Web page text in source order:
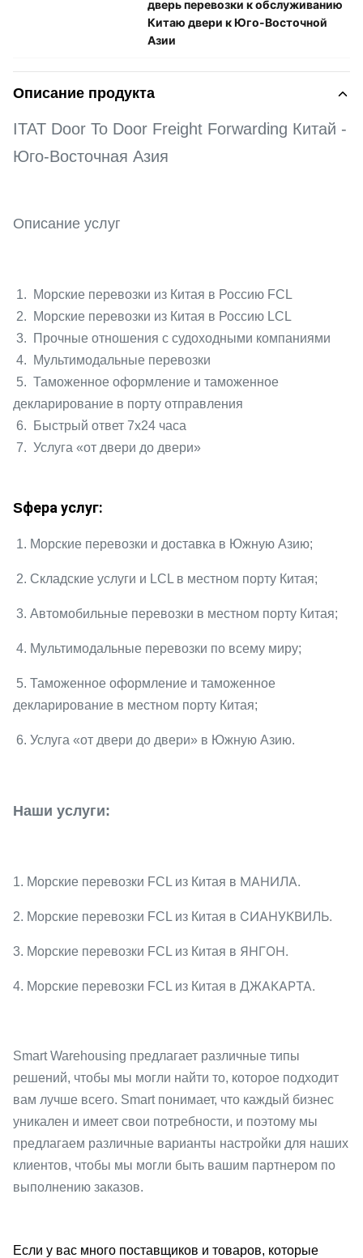
дверь перевозки к обслуживанию
Китаю двери к Юго-Восточной
Азии
Описание продукта
ITAT Door To Door Freight Forwarding Китай -
Юго-Восточная Азия
Описание услуг
1. Морские перевозки из Китая в Россию FCL
2. Морские перевозки из Китая в Россию LCL
3. Прочные отношения с судоходными компаниями
4. Мультимодальные перевозки
5. Таможенное оформление и таможенное
декларирование в порту отправления
6. Быстрый ответ 7x24 часа
7. Услуга «от двери до двери»
Sфера услуг:
1. Морские перевозки и доставка в Южную Азию;
2. Складские услуги и LCL в местном порту Китая;
3. Автомобильные перевозки в местном порту Китая;
4. Мультимодальные перевозки по всему миру;
5. Таможенное оформление и таможенное
декларирование в местном порту Китая;
6. Услуга «от двери до двери» в Южную Азию.
Наши услуги:
1. Морские перевозки FCL из Китая в МАНИЛА.
2. Морские перевозки FCL из Китая в СИАНУКВИЛЬ.
3. Морские перевозки FCL из Китая в ЯНГОН.
4. Морские перевозки FCL из Китая в ДЖАКАРТА.
Smart Warehousing предлагает различные типы
решений, чтобы мы могли найти то, которое подходит
вам лучше всего. Smart понимает, что каждый бизнес
уникален и имеет свои потребности, и поэтому мы
предлагаем различные варианты настройки для наших
клиентов, чтобы мы могли быть вашим партнером по
выполнению заказов.
Если у вас много поставщиков и товаров, которые